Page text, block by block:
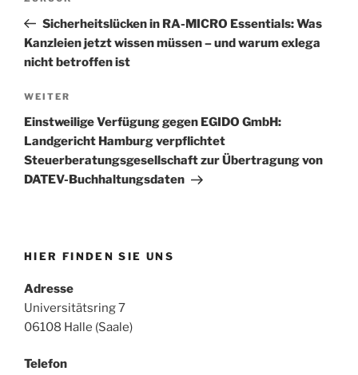
Beitrag
Sicherheitslücken in RA-MICRO Essentials: Was
Kanzleien jetzt wissen müssen – und warum exlega
nicht betroffen ist
Nächster
Beitrag
WEITER
Einstweilige Verfügung gegen EGIDO GmbH:
Landgericht Hamburg verpflichtet
Steuerberatungsgesellschaft zur Übertragung von
DATEV-Buchhaltungsdaten
HIER FINDEN SIE UNS
Adresse
Universitätsring 7
06108 Halle (Saale)
Telefon